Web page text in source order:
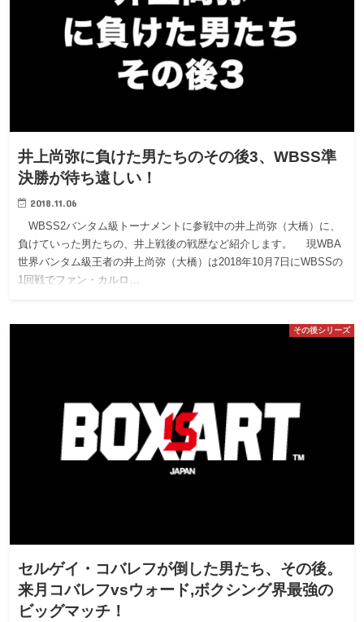
井上尚弥に負けた男たちのその後3、WBSS準
決勝が待ち遠しい！
2018.11.06
WBSS2バンタム級トーナメントに参戦中の井上尚弥（大橋）に、
負けていった男たちの、井上戦後の戦歴など紹介します。 現WBA
世界バンタム級王者の井上尚弥（大橋）は2018年10月7日にWBSSの
1回戦でファン・カルロ…
その後シリーズ
セルゲイ・コバレフが倒した男たち、その後。
来月コバレフvsウォード,ボクシング界最強の
ビッグマッチ！